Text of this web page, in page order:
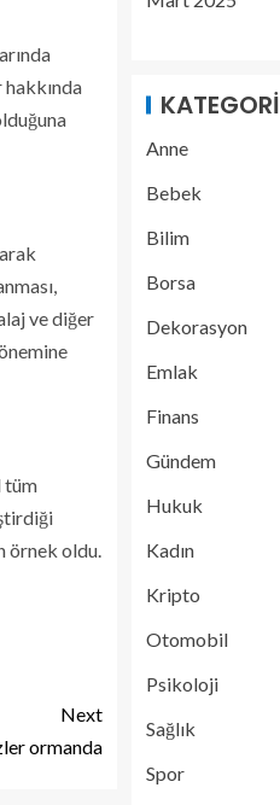
hakkında
ve diğer
tüm
örnek oldu.
Next
ormanda
KATEGORI
Anne
Bebek
Bilim
Borsa
Dekorasyon
Emlak
Finans
Gündem
Hukuk
Kadın
Kripto
Otomobil
Psikoloji
Sağlık
Spor